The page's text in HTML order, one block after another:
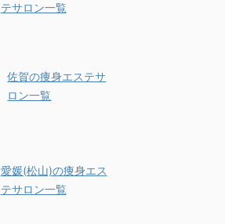
テサロン一覧
佐賀の痩身エステサ
ロン一覧
愛媛(松山)の痩身エス
テサロン一覧